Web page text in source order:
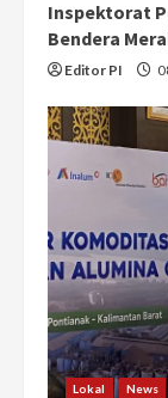
Inspektorat
Bendera
Editor PI
Lokal News